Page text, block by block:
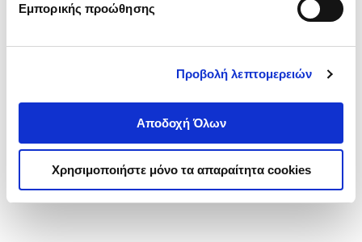
Εμπορικής προώθησης
Προβολή λεπτομερειών
Αποδοχή Όλων
Χρησιμοποιήστε μόνο τα απαραίτητα cookies